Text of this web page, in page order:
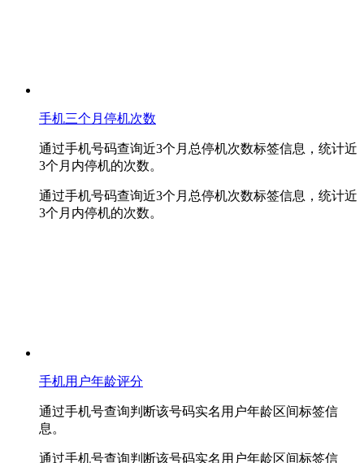
手机三个月停机次数
通过手机号码查询近3个月总停机次数标签信息，统计近
3个月内停机的次数。
通过手机号码查询近3个月总停机次数标签信息，统计近
3个月内停机的次数。
手机用户年龄评分
通过手机号查询判断该号码实名用户年龄区间标签信
息。
通过手机号查询判断该号码实名用户年龄区间标签信